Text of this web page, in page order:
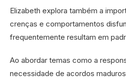
Elizabeth explora também a
crenças e comportamentos
frequentemente resultam em
Ao abordar temas como a
necessidade de acordos